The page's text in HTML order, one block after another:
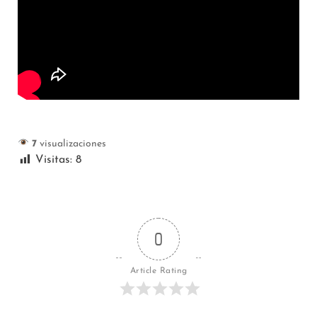
7visualizaciones
Visitas: 8
0
Article Rating